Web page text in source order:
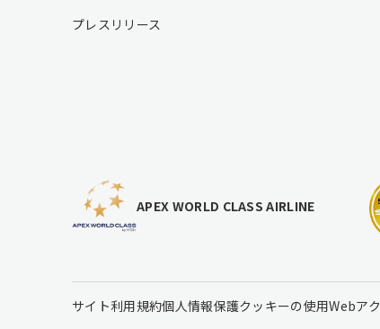
l
プレスリリース
APEX WORLD CLASS AIRLINE
サイト利用規約個人情報保護クッキーの使用Webア